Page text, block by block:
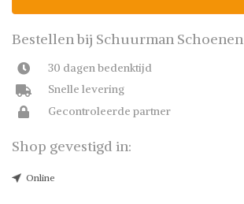
Bestellen bij Schuurman Schoenen
30 dagen bedenktijd
Snelle levering
Gecontroleerde partner
Shop gevestigd in:
Online